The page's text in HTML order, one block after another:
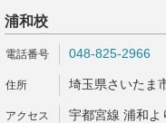
浦和校
048-825-2966
埼玉県さいたま
宇都宮線 浦和よ